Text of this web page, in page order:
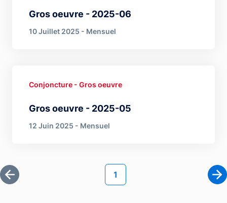
Gros oeuvre - 2025-06
10 Juillet 2025 - Mensuel
Gros oeuvre - 2025-05
Conjoncture - Gros oeuvre
12 Juin 2025 - Mensuel
Première page
Page courante
1